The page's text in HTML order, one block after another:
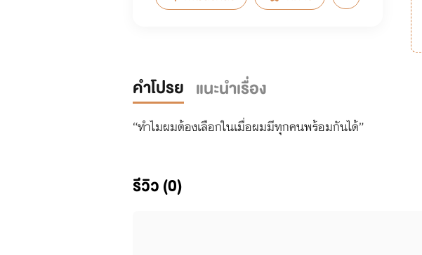
คำโปรย แนะนำเรื่อง
“ทำไมผมต้องเลือกในเมื่อผมมีทุกคนพร้อมกันได้”
รีวิว (0)